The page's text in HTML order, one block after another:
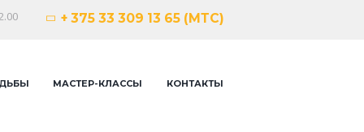
+ 375 33 309 13 65 (МТС)
МАСТЕР-КЛАССЫ КОНТАКТЫ